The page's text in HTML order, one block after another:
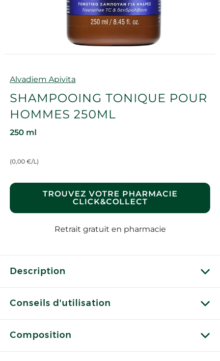
Marque
Alvadiem Apivita
SHAMPOOING TONIQUE POUR
HOMMES 250ML
250 ml
(0,00 €/L)
TROUVEZ VOTRE PHARMACIE
CLICK&COLLECT
Retrait gratuit en pharmacie
Description
Conseils d'utilisation
Composition